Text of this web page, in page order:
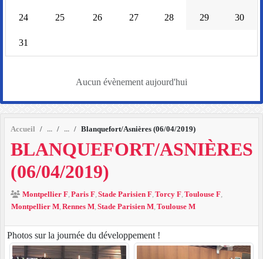
Accueil Blanquefort/Asnières (06/04/2019)
BLANQUEFORT/ASNIÈRES
(06/04/2019)
Montpellier F Paris F Stade Parisien F Torcy F Toulouse F
Montpellier M Rennes M Stade Parisien M Toulouse M
Photos sur la journée du développement !
24 25 26 27 28 29 30
31
Aucun évènement aujourd'hui